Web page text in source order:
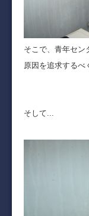
そこで、青年セン
原因を追求するべ
そして...